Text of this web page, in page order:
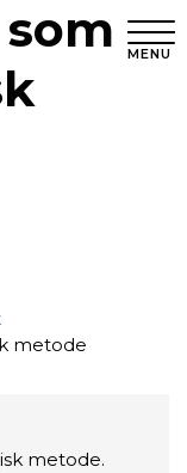
MENU
metode
metode.